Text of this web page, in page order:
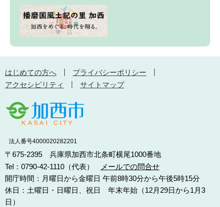
はじめての方へ
プライバシーポリシー
アクセシビリティ
サイトマップ
法人番号4000020282201
〒675-2395 兵庫県加西市北条町横尾1000番地
Tel：0790-42-1110（代表）
メールでの問合せ
開庁時間：月曜日から金曜日 午前8時30分から午後5時15分
休日：土曜日・日曜日、祝日 年末年始（12月29日から1月3
日）